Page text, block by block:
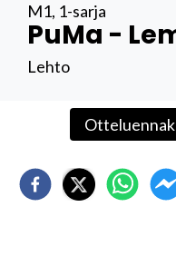
M1, 1-sarja
PuMa -
Lehto